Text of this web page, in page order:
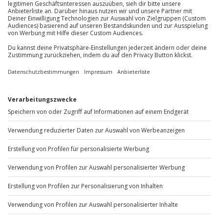
Mo-Fr: 8-20 Uhr | Sa: 10-16 Uhr
Du möchtest als Firma bestellen?
Sichere Dir attraktive Firmenkunden Vorteile.
Mo-Fr: 9-17 Uhr
b2b@jochen-schweizer.de
www.b2b.jochen-schweizer.de/
Artikelnummer: 59207
Andere Produkte entdecken